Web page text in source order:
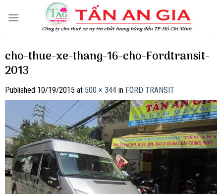
cho-thue-xe-thang-16-cho-Fordtransit-
2013
Published 10/19/2015 at 500 × 344 in FORD TRANSIT